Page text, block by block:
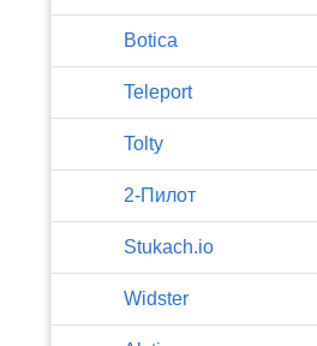
Botica
Teleport
Tolty
2-Пилот
Stukach.io
Widster